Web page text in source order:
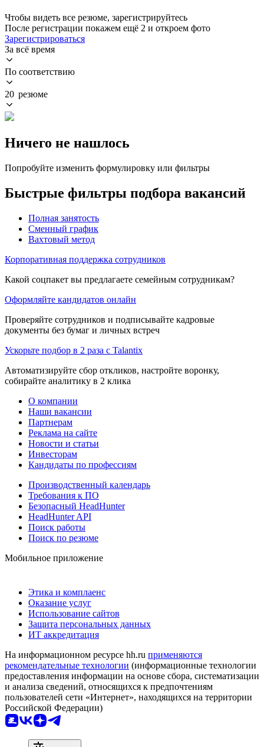
Чтобы видеть все резюме, зарегистрируйтесь
После регистрации покажем ещё 2 и откроем фото
Зарегистрироваться
За всё время
По соответствию
20 резюме
Ничего не нашлось
Попробуйте изменить формулировку или фильтры
Быстрые фильтры подбора вакансий
Полная занятость
Сменный график
Вахтовый метод
Корпоративная поддержка сотрудников
Какой соцпакет вы предлагаете семейным сотрудникам?
Оформляйте кандидатов онлайн
Проверяйте сотрудников и подписывайте кадровые
документы без бумаг и личных встреч
Ускорьте подбор в 2 раза с Talantix
Автоматизируйте сбор откликов, настройте воронку,
собирайте аналитику в 2 клика
О компании
Наши вакансии
Партнерам
Реклама на сайте
Новости и статьи
Инвесторам
Кандидаты по профессиям
Производственный календарь
Требования к ПО
Безопасный HeadHunter
HeadHunter API
Поиск работы
Поиск по резюме
Мобильное приложение
Этика и комплаенс
Оказание услуг
Использование сайтов
Защита персональных данных
ИТ аккредитация
На информационном ресурсе hh.ru применяются
рекомендательные технологии (информационные технологии
предоставления информации на основе сбора, систематизации
и анализа сведений, относящихся к предпочтениям
пользователей сети «Интернет», находящихся на территории
Российской Федерации)